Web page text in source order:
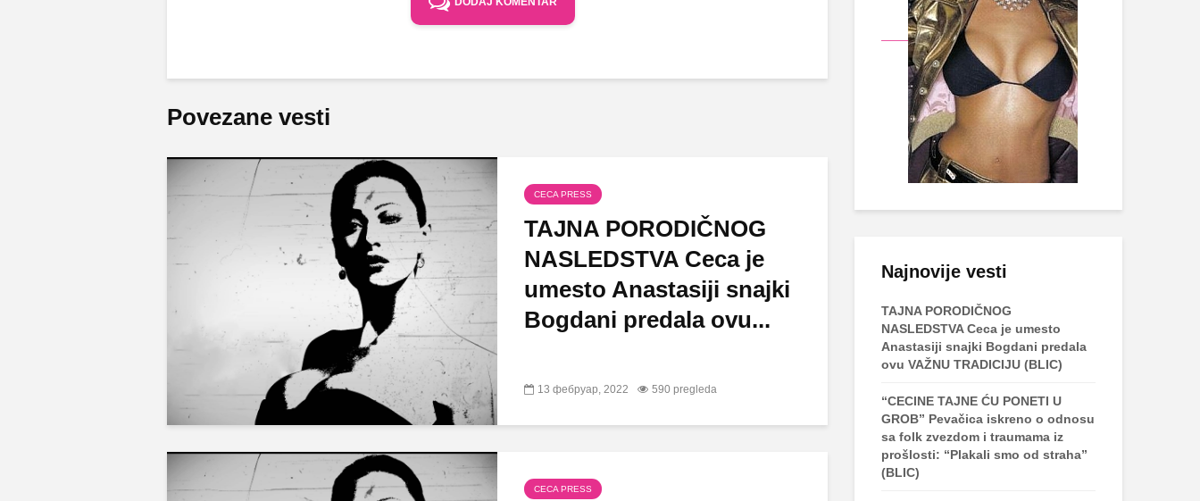
Povezane vesti
CECA PRESS
TAJNA PORODIČNOG
NASLEDSTVA Ceca je
umesto Anastasiji snajki
Bogdani predala ovu...
13 фебруар, 2022 590 pregleda
CECA PRESS
Najnovije vesti
TAJNA PORODIČNOG
NASLEDSTVA Ceca je umesto
Anastasiji snajki Bogdani predala
ovu VAŽNU TRADICIJU (BLIC)
“CECINE TAJNE ĆU PONETI U
GROB” Pevačica iskreno o odnosu
sa folk zvezdom i traumama iz
prošlosti: “Plakali smo od straha”
(BLIC)